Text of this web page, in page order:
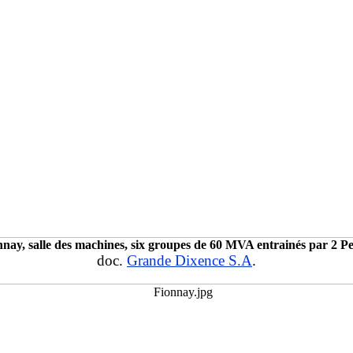
salle des machines, six groupes de 60 MVA entrainés par 2
doc. Grande Dixence S.A.